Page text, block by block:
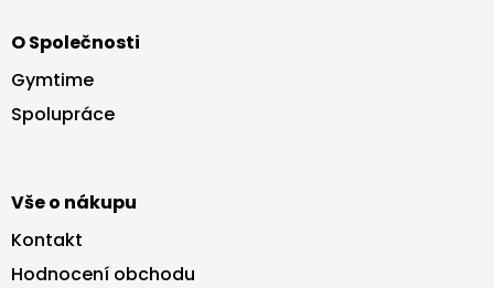
p
a
O Společnosti
Gymtime
Spolupráce
Vše o nákupu
Kontakt
Hodnocení obchodu